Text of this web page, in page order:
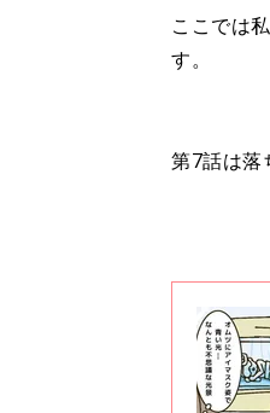
ここでは
す。
第7話は落